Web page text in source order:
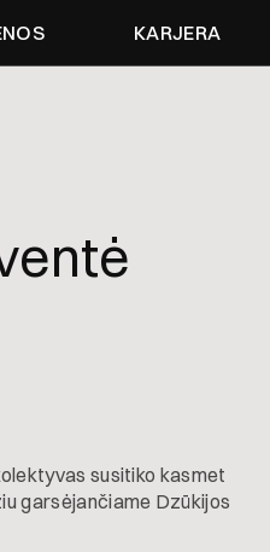
KARJERA
susitiko kasmet
garsėjančiame Dzūkijos